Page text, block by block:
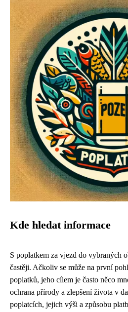
Kde hledat informace
S poplatkem za vjezd do vybraných
častěji. Ačkoliv se může na první
poplatků, jeho cílem je často něco
ochrana přírody a zlepšení života v
poplatcích, jejich výši a způsobu